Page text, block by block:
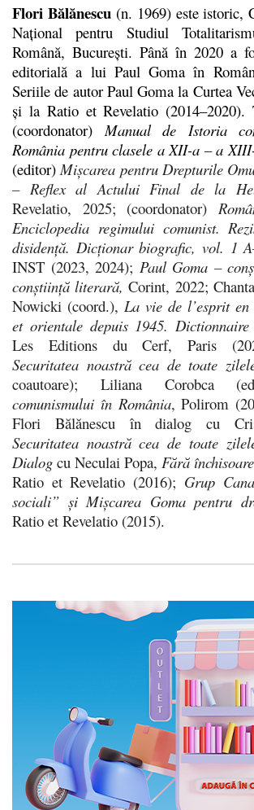
Flori Bălănescu(n. 1969) este istoric,
Naţional pentru Studiul
Română, București. Până în 2020 a
editorială a lui Paul Goma în
Seriile de autor Paul Goma la Curtea
și la Ratio et Revelatio (2014–2020).
(coordonator) Manual de Istoria
România pentru clasele a XII-a – a
(editor) Mișcarea pentru Drepturile
– Reflex al Actului Final de la
Revelatio, 2025; (coordonator)
Enciclopedia regimului comunist.
disidenţă. Dicţionar biografic, vol. 1A
INST (2023, 2024); Paul Goma –
conștiință literară,Corint, 2022;
Nowicki (coord.), La vie de l’esprit
et orientale depuis 1945. Dictionnaire
Les Editions du Cerf, Paris
Securitatea noastrăcea de toate
coautoare); Liliana Corobca
comunismului în România, Polirom
Flori Bălănescu în dialog cu
Securitatea noastră cea de toate
Dialog cu Neculai Popa, Fără
Ratio et Revelatio (2016); Grup
sociali” și Mișcarea Goma pentru
Ratio et Revelatio (2015).